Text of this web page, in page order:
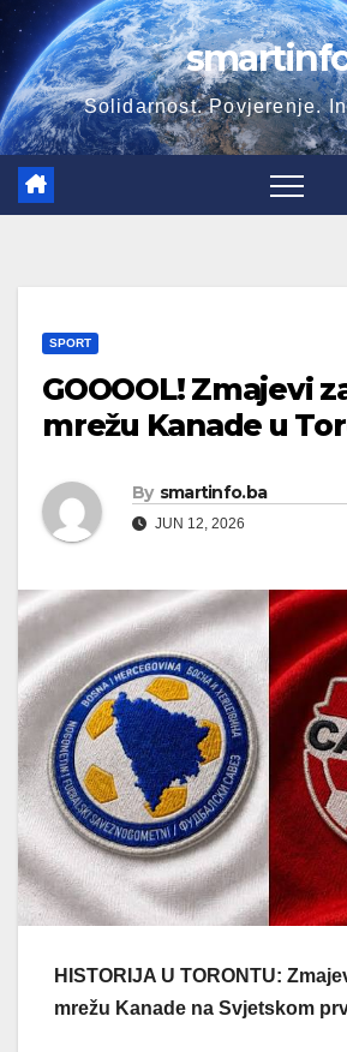
Skip
to
content
Solidarnost. Povjerenje.
SPORT
GOOOOL! Zmajevi
mrežu Kanade u
By smartinfo.ba
JUN 12, 2026
HISTORIJA U TORONTU:
mrežu Kanade na Svjetskom